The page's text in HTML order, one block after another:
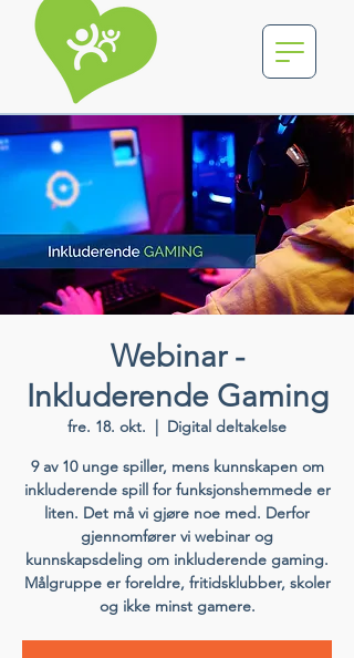
Webinar -
Inkluderende Gaming
fre. 18. okt.
  |
Digital deltakelse
9 av 10 unge spiller, mens kunnskapen om
inkluderende spill for funksjonshemmede er
liten. Det må vi gjøre noe med. Derfor
gjennomfører vi webinar og
kunnskapsdeling om inkluderende gaming.
Målgruppe er foreldre, fritidsklubber, skoler
og ikke minst gamere.